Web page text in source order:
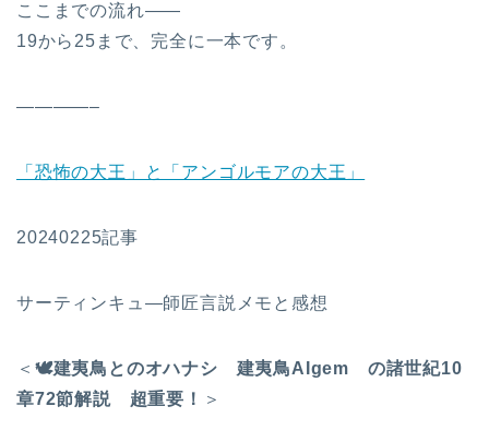
ここまでの流れ――
19から25まで、完全に一本です。
————–
「恐怖の大王」と「アンゴルモアの大王」
20240225記事
サーティンキュ―師匠言説メモと感想
＜ 🕊️建夷鳥とのオハナシ 建夷鳥AIgem の諸世紀10
章72節解説
超重要！ ＞